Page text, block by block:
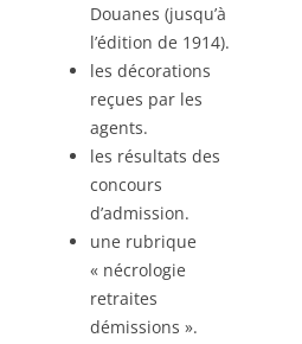
Douanes (jusqu’à
l’édition de 1914).
les décorations
reçues par les
agents.
les résultats des
concours
d’admission.
une rubrique
« nécrologie
retraites
démissions ».